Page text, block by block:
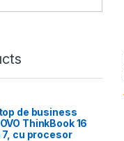
de business
ThinkBook 16
7, cu procesor